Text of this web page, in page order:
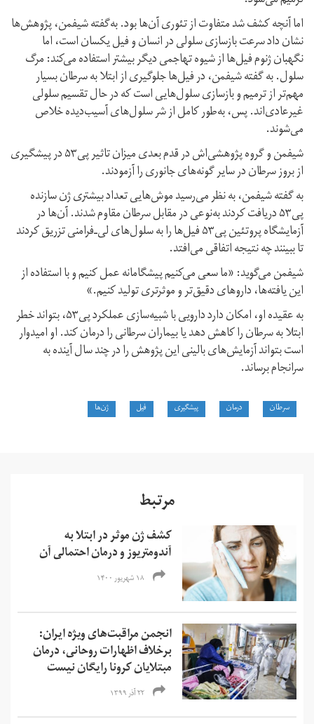
اما آنچه کشف شد متفاوت از تئوری آن‌ها بود. به‌گفته شیفمن، پژوهش‌ها
نشان داد سرعت بازسازی سلولی در انسان و فیل یکسان است، اما
نگهبان ژنوم فیل‌ها از شیوه تهاجمی دیگر بیشتر استفاده می‌کند: مرگ
سلول. به گفته شیفمن، در فیل‌ها جلوگیری از ابتلا به سرطان بسیار
مهم‌تر از ترمیم و بازسازی سلول‌هایی است که در حال تقسیم سلولی
غیرعادی‌اند. پس، به‌طور کامل از شر سلول‌های آسیب‌دیده خلاص
می‌شوند.
شیفمن و گروه پژوهشی‌اش در قدم بعدی میزان تاثیر پی‌۵۳ در پیشگیری
از بروز سرطان در سایر گونه‌های جانوری را آزمودند.
به گفته شیفمن، به نظر می‌رسید موش‌هایی تعداد بیشتری ژن سازنده
پی‌۵۳ دریافت کردند به‌نوعی در مقابل سرطان مقاوم شدند. آن‌ها در
آزمایشگاه پروتئین پی‌۵۳ فیل‌ها را به سلول‌های لی‌ـ‌فرامنی تزریق کردند
تا ببینند چه نتیجه اتفاقی می‌افتد.
شیفمن می‌گوید: «ما سعی می‌کنیم پیشگامانه عمل کنیم و با استفاده از
این یافته‌ها، داروهای دقیق‌تر و موثرتری تولید کنیم.»
به عقیده او، امکان دارد دارویی با شبیه‌سازی عملکرد پی‌۵۳، بتواند خطر
ابتلا به سرطان را کاهش دهد یا بیماران سرطانی را درمان کند. او امیدوار
است بتواند آزمایش‌های بالینی این پژوهش را در چند سال آینده به
سرانجام برساند.
سرطان درمان پیشگیری فیل ژن‌ها
مرتبط
کشف ژن موثر در ابتلا به
آندومتریوز و درمان احتمالی آن
۱۸ شهریور ۱۴۰۰
انجمن مراقبت‌های ویژه ایران:
برخلاف اظهارات روحانی، درمان
مبتلایان کرونا رایگان نیست
۲۲ آذر ۱۳۹۹